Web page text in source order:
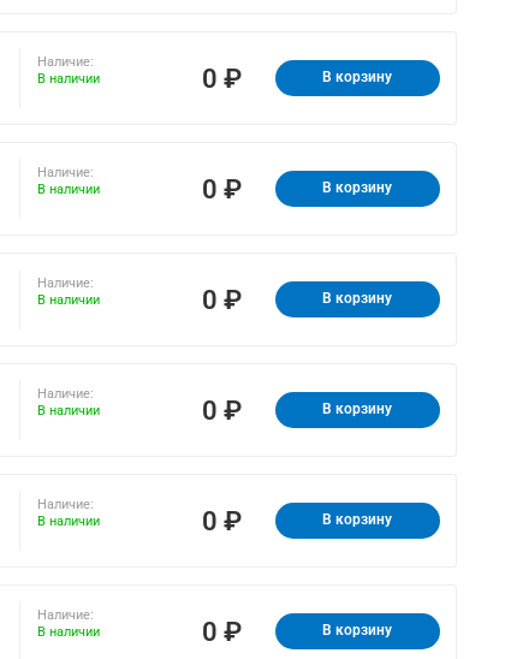
Наличие:
В наличии
0 ₽ В корзину
Наличие:
В наличии
0 ₽ В корзину
Наличие:
В наличии
0 ₽ В корзину
Наличие:
В наличии
0 ₽ В корзину
Наличие:
В наличии
0 ₽ В корзину
Наличие:
В наличии
0 ₽ В корзину